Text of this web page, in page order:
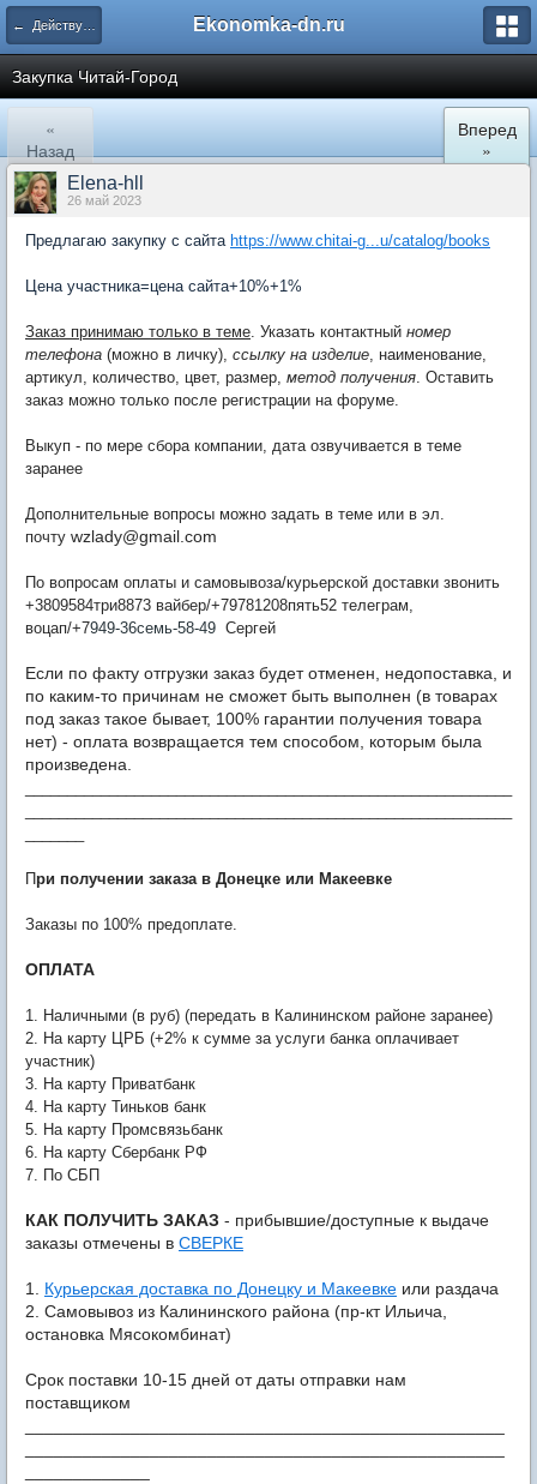
← Действующие закупки Ekonomka-dn.ru
Закупка Читай-Город
«
Назад
Вперед
»
Elena-hll
26 май 2023
Предлагаю закупку с сайта https://www.chitai-g...u/catalog/books
Цена участника=цена сайта+10%+1%
Заказ принимаю только в теме. Указать контактный номер
телефона (можно в личку), ссылку на изделие, наименование,
артикул, количество, цвет, размер, метод получения. Оставить
заказ можно только после регистрации на форуме.
Выкуп - по мере сбора компании, дата озвучивается в теме
заранее
Дополнительные вопросы можно задать в теме или в эл.
почту wzlady@gmail.com
По вопросам оплаты и самовывоза/курьерской доставки звонить
+3809584три8873 вайбер/+79781208пять52 телеграм,
воцап/+7949-36семь-58-49 Сергей
Если по факту отгрузки заказ будет отменен, недопоставка, и
по каким-то причинам не сможет быть выполнен (в товарах
под заказ такое бывает, 100% гарантии получения товара
нет) - оплата возвращается тем способом, которым была
произведена.
При получении заказа в Донецке или Макеевке
Заказы по 100% предоплате.
ОПЛАТА
1. Наличными (в руб) (передать в Калининском районе заранее)
2. На карту ЦРБ (+2% к сумме за услуги банка оплачивает
участник)
3. На карту Приватбанк
4. На карту Тиньков банк
5. На карту Промсвязьбанк
6. На карту Сбербанк РФ
7. По СБП
КАК ПОЛУЧИТЬ ЗАКАЗ - прибывшие/доступные к выдаче
заказы отмечены в СВЕРКЕ
1. Курьерская доставка по Донецку и Макеевке или раздача
2. Самовывоз из Калининского района (пр-кт Ильича,
остановка Мясокомбинат)
Срок поставки 10-15 дней от даты отправки нам
поставщиком